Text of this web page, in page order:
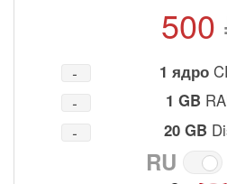
500
1 ядро
1 GB
20 GB
RU